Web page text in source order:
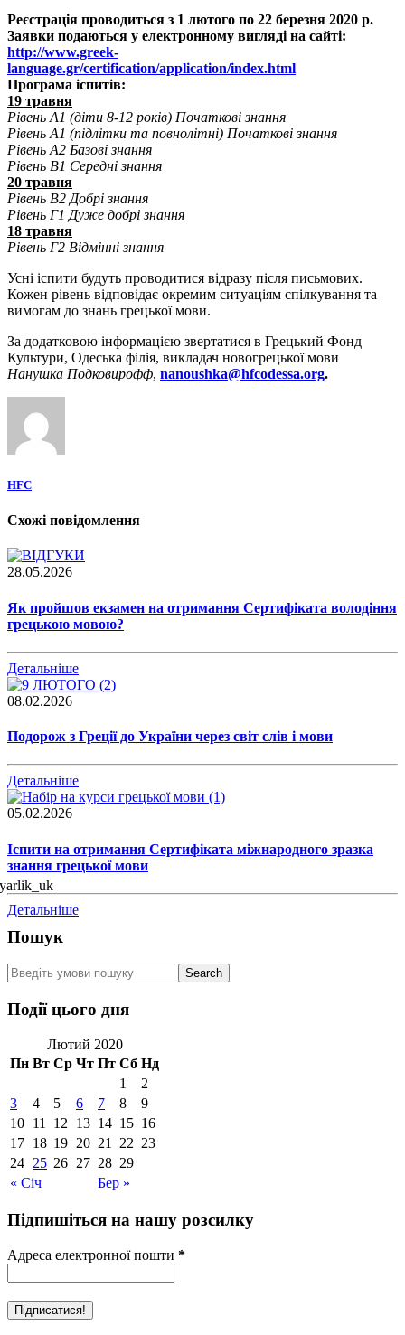
Реєстрація проводиться з 1 лютого по 22 березня 2020 р.
Заявки подаються у електронному вигляді на сайті:
http://www.greek-
language.gr/certification/application/index.html
Програма іспитів:
19 травня
Рівень Α1 (діти 8-12 років) Початкові знання
Рівень Α1 (підлітки та повнолітні) Початкові знання
Рівень Α2 Базові знання
Рівень Β1 Середні знання
20 травня
Рівень Β2 Добрі знання
Рівень Γ1 Дуже добрі знання
18 травня
Рівень Γ2 Відмінні знання
Усні іспити будуть проводитися відразу після письмових.
Кожен рівень відповідає окремим ситуаціям спілкування та
вимогам до знань грецької мови.
За додатковою інформацією звертатися в Грецький Фонд
Культури, Одеська філія, викладач новогрецької мови
Нанушка Подковирофф, nanoushka@hfcodessa.org.
HFC
Схожі повідомлення
28.05.2026
Як пройшов екзамен на отримання Сертифіката володіння
грецькою мовою?
Детальніше
08.02.2026
Подорож з Греції до України через світ слів і мови
Детальніше
05.02.2026
Іспити на отримання Сертифіката міжнародного зразка
знання грецької мови
Детальніше
Пошук
Події цього дня
Лютий 2020
Пн Вт Ср Чт Пт Сб Нд
« Січ Бер »
1
2
3
4 5 6 7 8
9
10 11 12 13 14 15 16
17 18 19 20 21 22 23
24 25 26 27 28 29
Підпишіться на нашу розсилку
Адреса електронної пошти *